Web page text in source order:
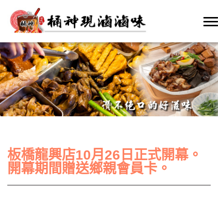
板橋龍興店10月26日正式開幕。
開幕期間贈送鄉親會員卡。